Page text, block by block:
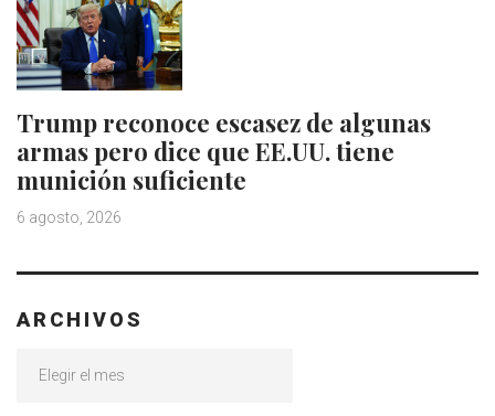
Trump reconoce escasez de algunas
armas pero dice que EE.UU. tiene
munición suficiente
6 agosto, 2026
ARCHIVOS